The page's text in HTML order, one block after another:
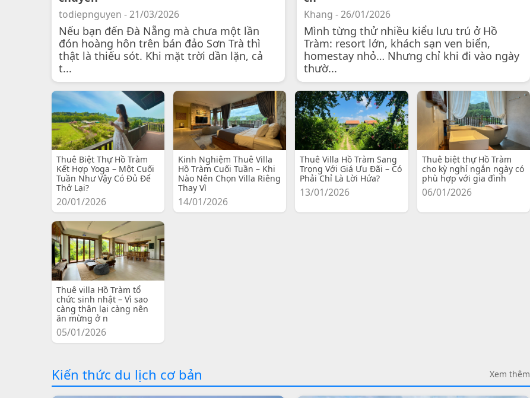
todiepnguyen - 21/03/2026
Nếu bạn đến Đà Nẵng mà chưa một lần
đón hoàng hôn trên bán đảo Sơn Trà thì
thật là thiếu sót. Khi mặt trời dần lặn, cả
t...
Khang - 26/01/2026
Mình từng thử nhiều kiểu lưu trú ở Hồ
Tràm: resort lớn, khách sạn ven biển,
homestay nhỏ… Nhưng chỉ khi đi vào ngày
thườ...
Thuê Biệt Thự Hồ Tràm
Kết Hợp Yoga – Một Cuối
Tuần Như Vậy Có Đủ Để
Thở Lại?
20/01/2026
Kinh Nghiệm Thuê Villa
Hồ Tràm Cuối Tuần – Khi
Nào Nên Chọn Villa Riêng
Thay Vì
14/01/2026
Thuê Villa Hồ Tràm Sang
Trọng Với Giá Ưu Đãi – Có
Phải Chỉ Là Lời Hứa?
13/01/2026
Thuê biệt thự Hồ Tràm
cho kỳ nghỉ ngắn ngày có
phù hợp với gia đình
06/01/2026
Thuê villa Hồ Tràm tổ
chức sinh nhật – Vì sao
càng thân lại càng nên
ăn mừng ở n
05/01/2026
Kiến thức du lịch cơ bản Xem thêm